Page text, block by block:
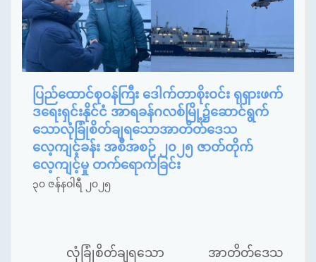
ပြည်ထောင်စုဝန်ကြီး ဒေါက်တာစိုးဝင်း ရုရှားဖက်
ဒရေးရှင်းနိုင်ငံ အာရခန်ဂလစ်မြို့၌ဆောင်ရွက်
သောလုံခြုံစိတ်ချရသောအာတိတ်ဒေသ
လေ့ကျင့်ခန်း အစီအစဉ် ၂၀၂၅ ဇာတ်တိုက်
လေ့ကျင့်မှု တက်ရောက်ခြင်း
၃၀ ဇန်နဝါရီ ၂၀၂၅
လုံခြုံစိတ်ချရသော အာတိတ်ဒေသ